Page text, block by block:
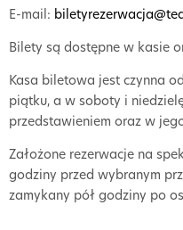
E-mail:
Bilety są dostępne w kasie
Kasa biletowa jest czynna
piątku, a w soboty i
przedstawieniem oraz w
Założone rezerwacje na
godziny przed wybranym
zamykany pół godziny po